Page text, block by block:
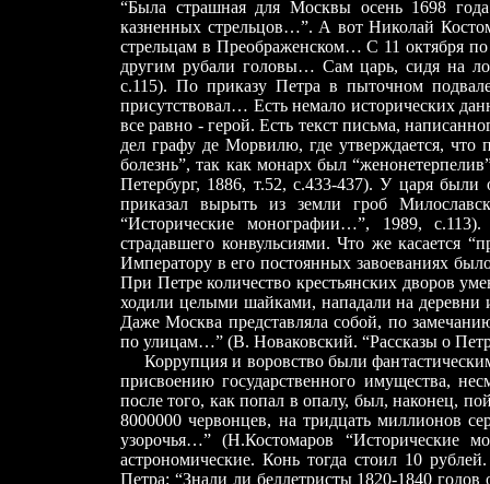
“Была страшная для Москвы осень 1698
казненных стрельцов…”. А вот Николай
стрельцам в Преображенском… С 11 октября
другим рубали головы… Сам царь, сидя на
с.115). По приказу Петра в пыточном
присутствовал… Есть немало исторических
все равно - герой. Есть текст письма,
дел графу де Морвилю, где утверждается, что
болезнь”, так как монарх был
Петербург, 1886, т.52, с.433-437). У царя
приказал вырыть из земли гроб
“Исторические монографии…”, 1989,
страдавшего конвульсиями. Что же касается
Императору в его постоянных завоеваниях
При Петре количество крестьянских дворов
ходили целыми шайками, нападали на
Даже Москва представляла собой, по
по улицам…” (В. Новаковский. “Рассказы о
Коррупция и воровство были
присвоению государственного имущества,
после того, как попал в опалу, был, наконец,
8000000 червонцев, на тридцать миллионов
узорочья…” (Н.Костомаров
астрономические. Конь тогда стоил 10
Петра: “Знали ли беллетристы 1820-1840